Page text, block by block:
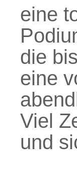
eine
die
eine
Viel
und